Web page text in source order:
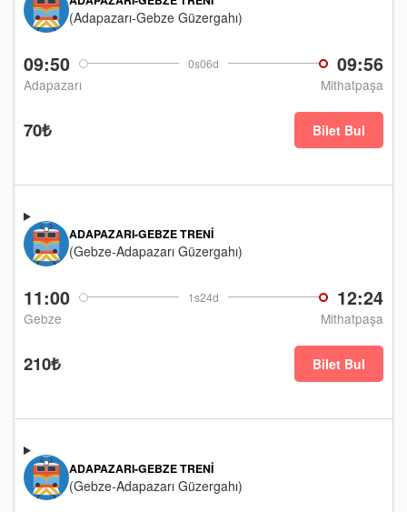
09:50 0s06d 09:56
Adapazarı Mithatpaşa
(Adapazarı-Gebze Güzergahı)
70₺ Bilet Bul
11:00 1s24d 12:24
Gebze Mithatpaşa
ADAPAZARI-GEBZE TRENI
(Gebze-Adapazarı Güzergahı)
210₺ Bilet Bul
ADAPAZARI-GEBZE TRENI
(Gebze-Adapazarı Güzergahı)